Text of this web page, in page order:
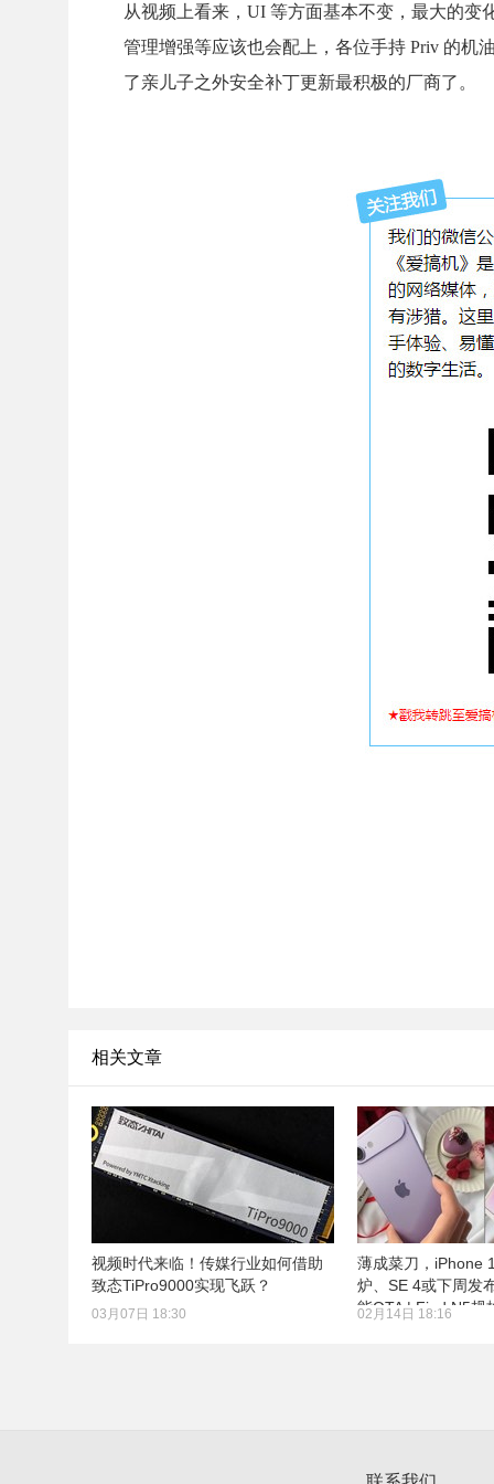
从视频上看来，UI 等方面基本不变，最大的变
管理增强等应该也会配上，各位手持 Priv 的机
了亲儿子之外安全补丁更新最积极的厂商了。
相关文章
视频时代来临！传媒行业如何借助
致态TiPro9000实现飞跃？
03月07日 18:30
薄成菜刀，iPhone
炉、SE 4或下周发
能OTA | Find N5规
02月14日 18:16